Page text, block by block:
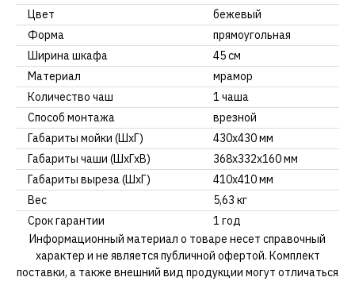
Цвет
бежевый
Форма
прямоугольная
Ширина шкафа
45 см
Материал
мрамор
Количество чаш
1 чаша
Способ монтажа
врезной
Габариты мойки (ШхГ)
430х430 мм
Габариты чаши (ШхГхВ)
368х332х160 мм
Габариты выреза (ШхГ)
410х410 мм
Вес
5,63 кг
Срок гарантии
1 год
Информационный материал о товаре несет справочный
характер и не является публичной офертой. Комплект
поставки, а также внешний вид продукции могут отличаться